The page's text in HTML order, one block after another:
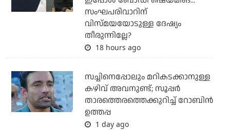
സംഘപരിവാറിന്
വിസ്മയയോടുള്ള ദേഷ്യം
തീരുന്നില്ലേ?
18 hours ago
സച്ചിനെപ്പോലും മറികടക്കാനുള്ള
കഴിവ് അവനുണ്ട്; സൂപ്പര്‍
താരത്തെരത്തെക്കുറിച്ച് റോബിന്‍
ഉത്തപ്പ
1 day ago